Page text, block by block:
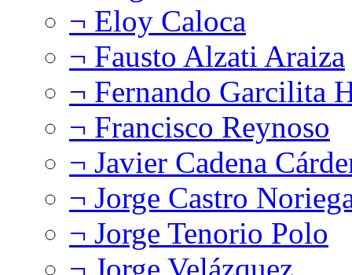
¬ Eloy Caloca
¬ Fausto Alzati Araiza
¬ Fernando Garcilita
¬ Francisco Reynoso
¬ Javier Cadena
¬ Jorge Castro
¬ Jorge Tenorio Polo
¬ Jorge Velázquez